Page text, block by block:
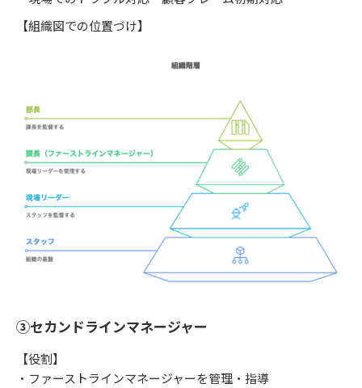
【組織図での位置づけ】
③セカンドラインマネージャー
【役割】
・ファーストラインマネージャーを管理・指導